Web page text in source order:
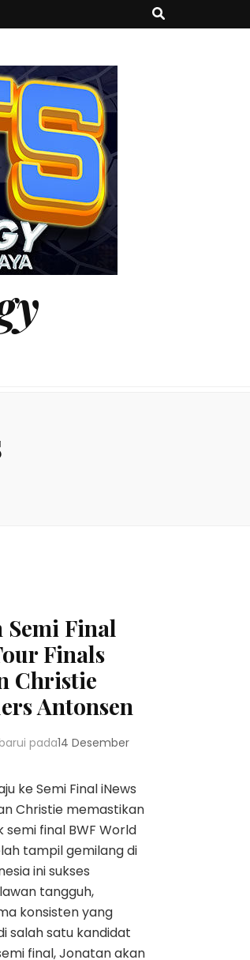
Final
Finals
Christie
Antonsen
pada14 Desember
ke Semi Final iNews
Christie memastikan
final BWF World
tampil gemilang di
ini sukses
tangguh,
konsisten yang
salah satu kandidat
final, Jonatan akan